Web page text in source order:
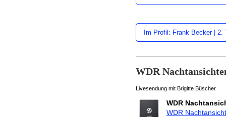
Im Profil: Frank Becker | 2.
WDR
Livesendung mit Brigitte Büscher
WDR
WDR